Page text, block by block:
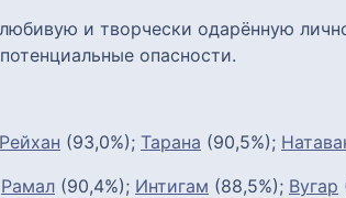
и творчески одарённую
опасности.
Рейхан (93,0%); Тарана (90,5%);
Рамал (90,4%); Интигам (88,5%); Вугар